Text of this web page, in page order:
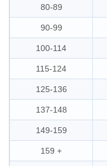
80-89
90-99
100-114
115-124
125-136
137-148
149-159
159 +